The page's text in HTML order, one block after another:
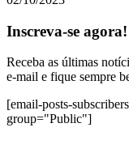
Inscreva-se agora!
Receba as últimas
e-mail e fique sempre
[email-posts-
group="Public"]